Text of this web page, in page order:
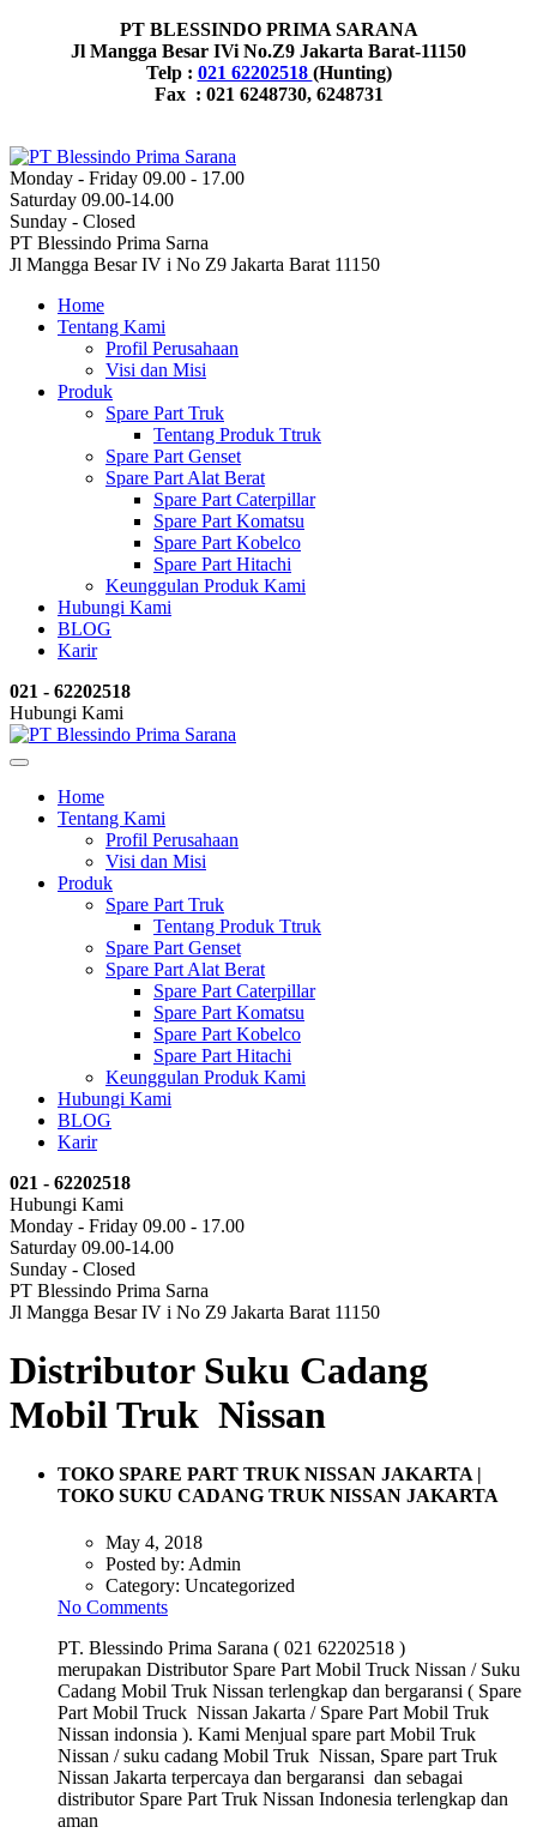
PT BLESSINDO PRIMA SARANA
Jl Mangga Besar IVi No.Z9 Jakarta Barat-11150
Telp : 021 62202518 (Hunting)
Fax : 021 6248730, 6248731
Monday - Friday 09.00 - 17.00
Saturday 09.00-14.00
Sunday - Closed
PT Blessindo Prima Sarna
Jl Mangga Besar IV i No Z9 Jakarta Barat 11150
Home
Tentang Kami
Profil Perusahaan
Visi dan Misi
Produk
Spare Part Truk
Tentang Produk Ttruk
Spare Part Genset
Spare Part Alat Berat
Spare Part Caterpillar
Spare Part Komatsu
Spare Part Kobelco
Spare Part Hitachi
Keunggulan Produk Kami
Hubungi Kami
BLOG
Karir
021 - 62202518
Hubungi Kami
Home
Tentang Kami
Profil Perusahaan
Visi dan Misi
Produk
Spare Part Truk
Tentang Produk Ttruk
Spare Part Genset
Spare Part Alat Berat
Spare Part Caterpillar
Spare Part Komatsu
Spare Part Kobelco
Spare Part Hitachi
Keunggulan Produk Kami
Hubungi Kami
BLOG
Karir
021 - 62202518
Hubungi Kami
Monday - Friday 09.00 - 17.00
Saturday 09.00-14.00
Sunday - Closed
PT Blessindo Prima Sarna
Jl Mangga Besar IV i No Z9 Jakarta Barat 11150
Distributor Suku Cadang
Mobil Truk Nissan
TOKO SPARE PART TRUK NISSAN JAKARTA |
TOKO SUKU CADANG TRUK NISSAN JAKARTA
May 4, 2018
Posted by: Admin
Category: Uncategorized
No Comments
PT. Blessindo Prima Sarana ( 021 62202518 )
merupakan Distributor Spare Part Mobil Truck Nissan / Suku
Cadang Mobil Truk Nissan terlengkap dan bergaransi ( Spare
Part Mobil Truck Nissan Jakarta / Spare Part Mobil Truk
Nissan indonsia ). Kami Menjual spare part Mobil Truk
Nissan / suku cadang Mobil Truk Nissan, Spare part Truk
Nissan Jakarta terpercaya dan bergaransi dan sebagai
distributor Spare Part Truk Nissan Indonesia terlengkap dan
aman